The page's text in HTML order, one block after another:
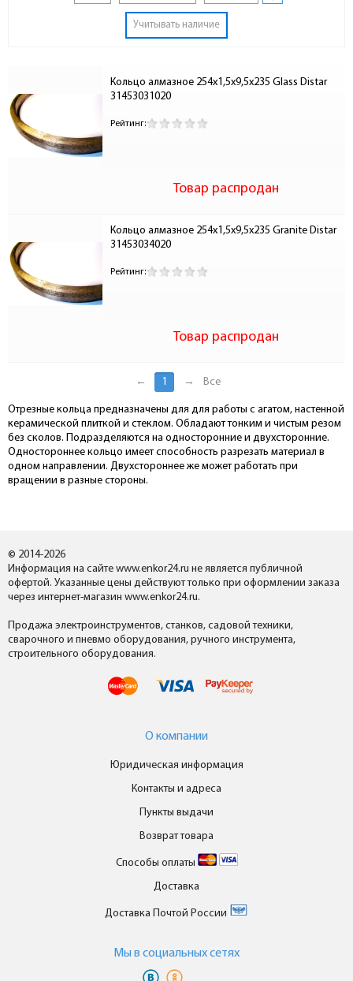
Учитывать наличие
Кольцо алмазное 254х1,5х9,5х235 Glass Distar
31453031020
Рейтинг:
Товар распродан
Кольцо алмазное 254х1,5х9,5х235 Granite Distar
31453034020
Рейтинг:
Товар распродан
← 1 → Все
Отрезные кольца предназначены для для работы с агатом, настенной
керамической плиткой и стеклом. Обладают тонким и чистым резом
без сколов. Подразделяются на односторонние и двухсторонние.
Одностороннее кольцо имеет способность разрезать материал в
одном направлении. Двухстороннее же может работать при
вращении в разные стороны.
© 2014-2026
Информация на сайте www.enkor24.ru не является публичной
офертой. Указанные цены действуют только при оформлении заказа
через интернет-магазин www.enkor24.ru.
Продажа электроинструментов, станков, садовой техники,
сварочного и пневмо оборудования, ручного инструмента,
строительного оборудования.
О компании
Юридическая информация
Контакты и адреса
Пункты выдачи
Возврат товара
Способы оплаты
Доставка
Доставка Почтой России
Мы в cоциальных сетях